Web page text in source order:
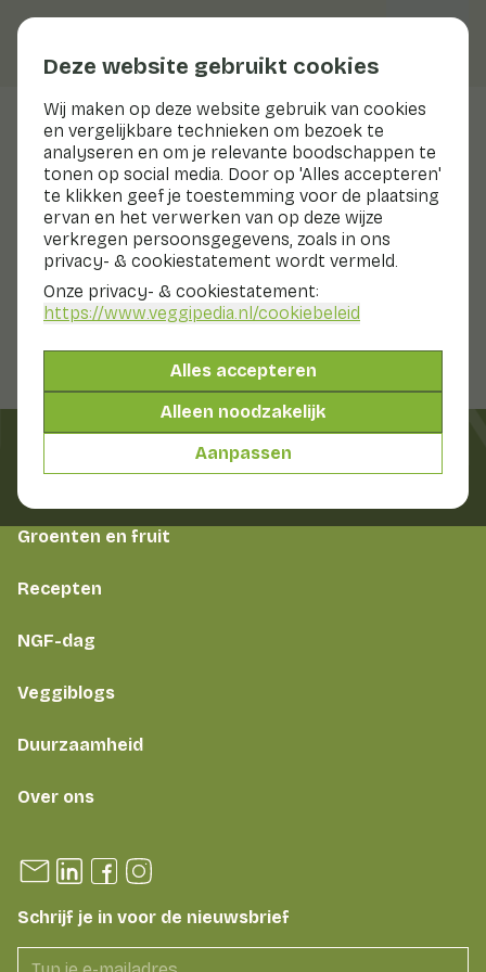
Deze website gebruikt cookies
Wij maken op deze website gebruik van cookies
en vergelijkbare technieken om bezoek te
analyseren en om je relevante boodschappen te
tonen op social media. Door op 'Alles accepteren'
te klikken geef je toestemming voor de plaatsing
ervan en het verwerken van op deze wijze
verkregen persoonsgegevens, zoals in ons
privacy- & cookiestatement wordt vermeld.
Onze privacy- & cookiestatement:
https://www.veggipedia.nl/cookiebeleid
Alles accepteren
Alleen noodzakelijk
Aanpassen
Shiso Leaves Green
Bereiden & bewaren
BereidenBewaren
Was de blaadjes voor gebruik.
Groenten en fruit
Recepten
NGF-dag
Veggiblogs
Duurzaamheid
Over ons
Schrijf je in voor de nieuwsbrief